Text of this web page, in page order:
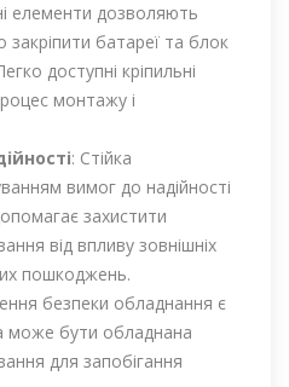
елементи дозволяють
батареї та блок
доступні кріпильні
монтажу і
: Стійка
вимог до надійності
захистити
від впливу зовнішніх
пошкоджень.
безпеки обладнання є
може бути обладнана
для запобігання